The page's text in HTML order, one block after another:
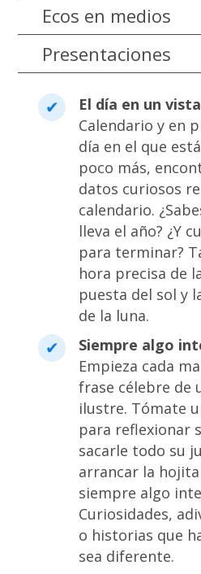
Ecos en medios
Presentaciones
El día en un
Calendario y en
día en el que
poco más,
datos curiosos
calendario.
lleva el año? ¿Y
para terminar?
hora precisa de
puesta del sol y
de la luna.
Siempre algo
Empieza cada
frase célebre de
ilustre. Tómate
para reflexionar
sacarle todo su
arrancar la
siempre algo
Curiosidades,
o historias que
sea diferente.